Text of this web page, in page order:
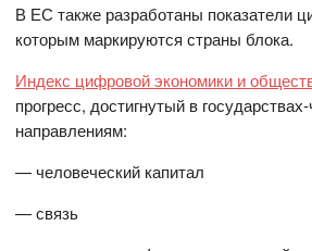
В ЕС также разработаны показатели
которым маркируются страны блока.
Индекс цифровой экономики и
прогресс, достигнутый в
направлениям:
— человеческий капитал
— связь